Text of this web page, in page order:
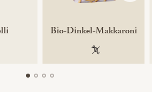
gentechnikfrei
Bio-Dinkel-Makkaroni
100 %